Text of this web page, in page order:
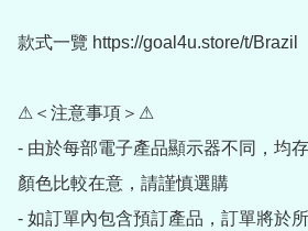
款式一覽 https://goal4u.store/t/Brazil
⚠＜注意事項＞⚠
- 由於每部電子產品顯示器不同，均
顏色比較在意，請謹慎選購
- 如訂單內包含預訂產品，訂單將於